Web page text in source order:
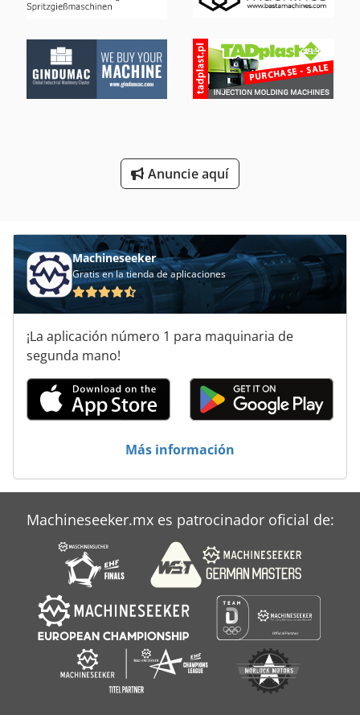
Que Forma La Máquina
Unidad De Mecanizado
Áreas De Aplicación
Anuncie aquí
Machineseeker
Gratis en la tienda de aplicaciones
¡La aplicación número 1 para maquinaria de
segunda mano!
Más información
Machineseeker.mx es patrocinador oficial de: